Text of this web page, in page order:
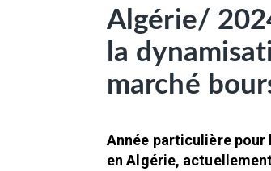
Algérie/
la
marché
Année particulière
en Algérie,